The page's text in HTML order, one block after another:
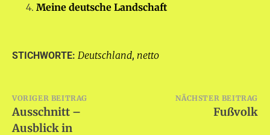
Meine deutsche Landschaft
STICHWORTE: Deutschland, netto
Beitragsnavigation
VORIGER BEITRAG
Ausschnitt –
Ausblick in
NÄCHSTER BEITRAG
Fußvolk